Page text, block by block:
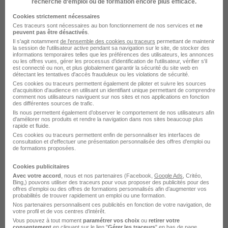
Eureka Éducation
Châteauroux - 36 Indépendant
Voir l’offre
il y a 9 jours
H/F
Veolia Assainissement et Maintenance
Super recruteur
Châteauroux - 36 CDI
recherche d’emploi ou de formation encore plus efficace.
Cookies strictement nécessaires
Ces traceurs sont nécessaires au bon fonctionnement de nos services et ne
peuvent pas être désactivés
Il s'agit notamment de l'ensemble des cookies ou traceurs permettant de maintenir
la session de l'utilisateur active pendant sa navigation sur le site, de stocker des
informations temporaires telles que les préférences des utilisateurs, les annonces
ou les offres vues, gérer les processus d'identification de l'utilisateur, vérifier s'il
est connecté ou non, et plus globalement garantir la sécurité du site web en
détectant les tentatives d'accès frauduleux ou les violations de sécurité.
Ces cookies ou traceurs permettent également de piloter et suivre les sources
d'acquisition d'audience en utilisant un identifiant unique permettant de comprendre
comment nos utilisateurs naviguent sur nos sites et nos applications en fonction
des différentes sources de trafic.
Ils nous permettent également d’observer le comportement de nos utilisateurs afin
d'améliorer nos produits et rendre la navigation dans nos sites beaucoup plus
rapide et fluide.
Ces cookies ou traceurs permettent enfin de personnaliser les interfaces de
consultation et d'effectuer une présentation personnalisée des offres d'emploi ou
de formations proposées.
Cookies publicitaires
Avec votre accord , nous et nos partenaires (Facebook, Google Ads , Critéo,
Bing,) pouvons utiliser des traceurs pour vous proposer des publicités pour des
offres d’emploi ou des offres de formations personnalisés afin d’augmenter vos
probabilités de trouver rapidement un emploi ou une formation.
Nos partenaires personnalisent ces publicités en fonction de votre navigation, de
votre profil et de vos centres d’intérêt.
Vous pouvez à tout moment paramétrer vos choix ou retirer votre